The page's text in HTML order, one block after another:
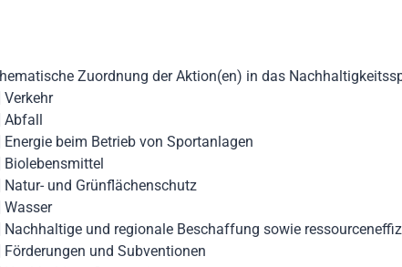
Zuordnung der Aktion(en) in das
Verkehr
Abfall
Energie beim Betrieb von Sportanlagen
Biolebensmittel
Natur- und Grünflächenschutz
Wasser
Nachhaltige und regionale Beschaffung sowie
Förderungen und Subventionen